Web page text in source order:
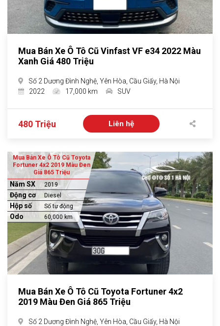
Mua Bán Xe Ô Tô Cũ Vinfast VF e34 2022 Màu
Xanh Giá 480 Triệu
Số 2 Dương Đình Nghệ, Yên Hòa, Cầu Giấy, Hà Nội
2022
17,000 km SUV
480 Triệu Liên hệ
Mua Bán Xe Ô Tô Cũ Toyota
Fortuner 4x2 2019 Màu Đen
Giá 865 Triệu
Năm SX 2019
Động cơ Diesel
Hộp số Số tự động
Odo 60,000 km
Mua Bán Xe Ô Tô Cũ Toyota Fortuner 4x2
2019 Màu Đen Giá 865 Triệu
Số 2 Dương Đình Nghệ, Yên Hòa, Cầu Giấy, Hà Nội